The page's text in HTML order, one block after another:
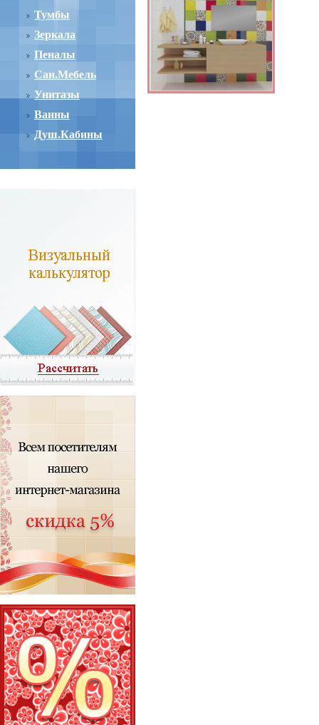
Тумбы
Зеркала
Пеналы
Сан.Мебель
Унитазы
Ванны
Душ.Кабины